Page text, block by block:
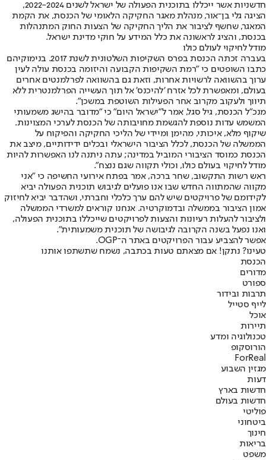
חדשניות אשר ייכללו בתוכנית הפעולה של ישראל לשנים 2022-2024,
הציגה גלי בן־אור, מנהלת מאגר החקיקה הלאומי של הכנסת, את הקמת
המאגר, שחשף לציבור את הליך החקיקה של הצעות החוק המתנהלות
בכנסת, והציג לראשונה את כלל המידע על חוקי מדינת ישראל.
מודל לחיקוי לעולם כולו
בעברה זכתה הכנסת בפרס השקיפות השלטונית לשנת 2017. בנימוקיהם
כתבו השופטים כי "רמת השקיפות הקבועה והיזומה בכנסת עולה לעין
ערוך בהשוואה לרשויות אחרות, וזאת גם בהשוואה לפרלמנטים אחרים
בעולם, ומאפשרת לכל אזרח 'להיכנס' אל תוך העשייה הפרלמנטרית ללא
תיווך ולעקוב מקרוב אחר הפעילות השוטפת במשכן".
מנכ"ל הכנסת, גיל סגל, אמר ל"ישראל היום" כי "מדובר בהישג משמעותי
המשמש עדות נוספת להגשמת מחויבותה של הכנסת לערכי המצוינות.
שיקוף מלא, איכותי, מהימן ומיידי של הליכי החקיקה והפיקוח על
הממשלה של הכנסת, לכלל הציבור הישראלי ובכלים ידידותיים, מיצב את
הכנסת כמוסד הציבורי המוביל במדינה; עתה ניתנה לנו האפשרות להיות
מודל לחיקוי בעולם כולו, וכולי תקווה שגם ננצח".
ראש רשות התקשוב, שחר ברכה, אמר בפתח אירועי החשיפה כי "אני
מקווה שהמתווה החדש שבו אנו פועלים לגיבוש תוכנית הפעולה יביא
לקידומם של פרויקטים שיש להם ערך כלכלי וחברתי, ושהדבר יביא לחיזוק
אמון הציבור בממשלה ובדמוקרטיה. אנחנו קוראים למשרדי הממשלה
ולציבור להעלות רעיונות והצעות לפרויקטים שייכללו בתוכנית הפעולה,
ואנו נפעל בשנה הקרובה לגיבושה של תוכנית משמעותית".
אפשר להצביע עבור הפרויקטים באתר ה־OGP
.
טעינו? נתקן! אם מצאתם טעות בכתבה, נשמח שתשתפו אותנו
הכנסת
מדורים
ספורט
תרבות ובידור
לייף סטייל
אוכל
תיירות
טכנולוגיה ומדע
הורוסקופ
ForReal
מגזין השבוע
דעות
חדשות בארץ
חדשות בעולם
פוליטי
ביטחוני
חינוך
בריאות
משפט